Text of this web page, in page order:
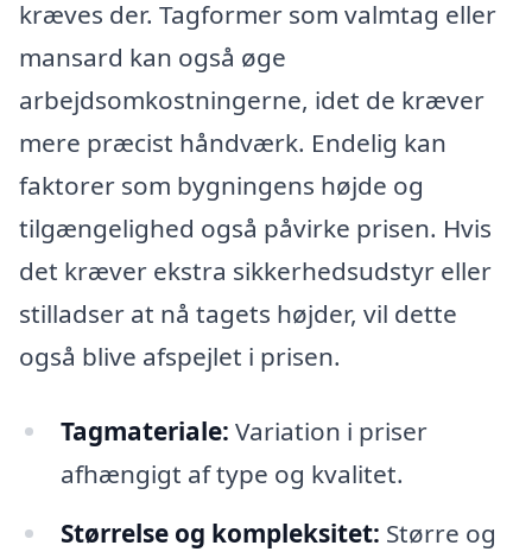
kræves der. Tagformer som valmtag eller
mansard kan også øge
arbejdsomkostningerne, idet de kræver
mere præcist håndværk. Endelig kan
faktorer som bygningens højde og
tilgængelighed også påvirke prisen. Hvis
det kræver ekstra sikkerhedsudstyr eller
stilladser at nå tagets højder, vil dette
også blive afspejlet i prisen.
Tagmateriale: Variation i priser
afhængigt af type og kvalitet.
Størrelse og kompleksitet: Større og